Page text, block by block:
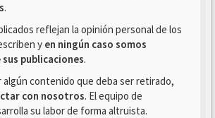
.
reflejan la opinión personal de los
y en ningún caso somos
publicaciones.
algún contenido que deba ser retirado,
con nosotros. El equipo de
su labor de forma altruista.